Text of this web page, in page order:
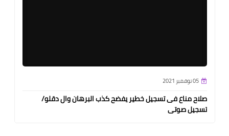
05 نوفمبر 2021
صلاح مناع فى تسجيل خطير يفضح كذب البرهان وال دقلو/
تسجيل صوتى